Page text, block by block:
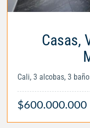
Casas,
Cali, 3 alcobas, 3
$600.000.000